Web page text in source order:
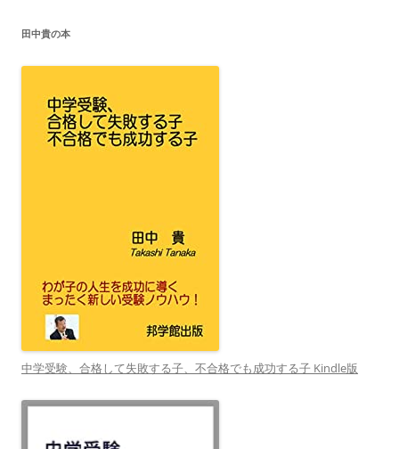
田中貴の本
中学受験、合格して失敗する子、不合格でも成功する子 Kindle版